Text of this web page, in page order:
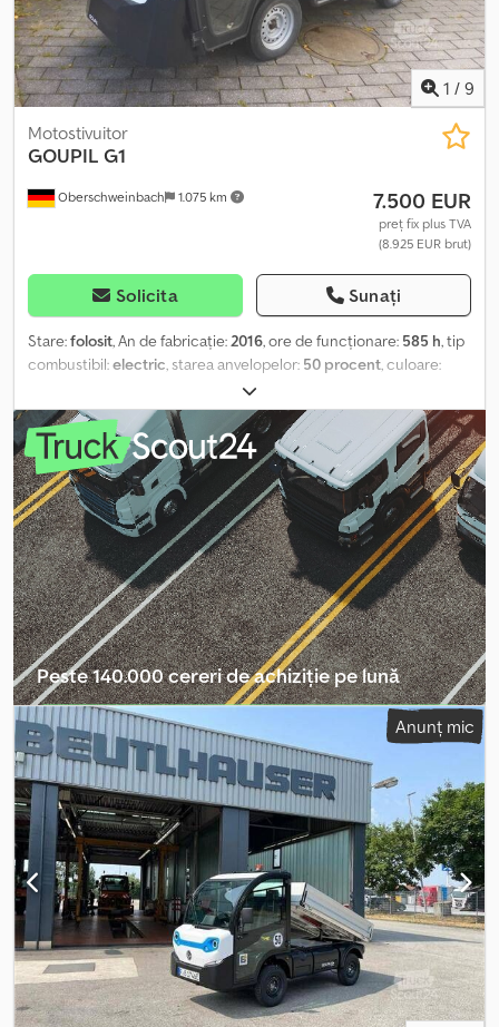
Hengersberg. Dedpfx Aoqklyxeprswa
1 / 9
Oberschweinbach 1.075 km
Motostivuitor
GOUPIL G1
7.500 EUR
preț fix plus TVA
(8.925 EUR brut)
Solicita Sunați
Stare:folosit, An de fabricație:2016, ore de funcționare: 585 h, tip
combustibil:electric, starea anvelopelor: 50 procent, culoare:
Peste 140.000 cereri de achiziție pe lună
Selectați pachetul distribuitorului Anunț mic